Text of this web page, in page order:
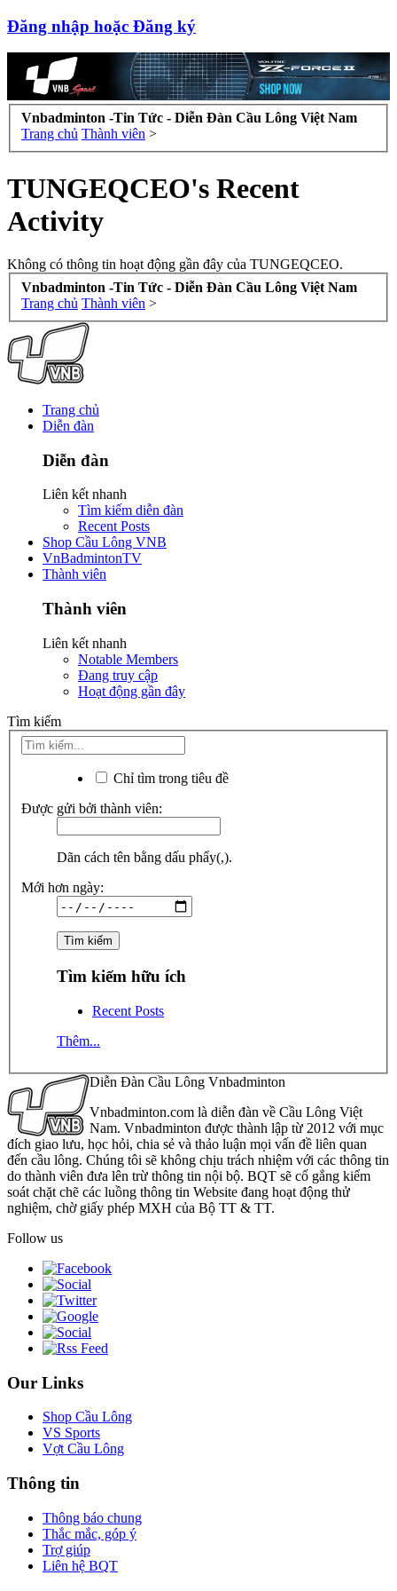
Đăng nhập hoặc Đăng ký
Vnbadminton -Tin Tức - Diễn Đàn Cầu Lông Việt Nam
Trang chủ Thành viên >
TUNGEQCEO's Recent
Activity
Không có thông tin hoạt động gần đây của TUNGEQCEO.
Vnbadminton -Tin Tức - Diễn Đàn Cầu Lông Việt Nam
Trang chủ Thành viên >
Trang chủ
Diễn đàn
Diễn đàn
Liên kết nhanh
Tìm kiếm diễn đàn
Recent Posts
Shop Cầu Lông VNB
VnBadmintonTV
Thành viên
Thành viên
Liên kết nhanh
Notable Members
Đang truy cập
Hoạt động gần đây
Tìm kiếm
Chỉ tìm trong tiêu đề
Được gửi bởi thành viên:
Dãn cách tên bằng dấu phẩy(,).
Mới hơn ngày:
Tìm kiếm hữu ích
Recent Posts
Thêm...
Diễn Đàn Cầu Lông Vnbadminton
Vnbadminton.com là diễn đàn về Cầu Lông Việt
Nam. Vnbadminton được thành lập từ 2012 với mục
đích giao lưu, học hỏi, chia sẻ và thảo luận mọi vấn đề liên quan
đến cầu lông. Chúng tôi sẽ không chịu trách nhiệm với các thông tin
do thành viên đưa lên trừ thông tin nội bộ. BQT sẽ cố gắng kiểm
soát chặt chẽ các luồng thông tin Website đang hoạt động thử
nghiệm, chờ giấy phép MXH của Bộ TT & TT.
Follow us
Our Links
Shop Cầu Lông
VS Sports
Vợt Cầu Lông
Thông tin
Thông báo chung
Thắc mắc, góp ý
Trợ giúp
Liên hệ BQT